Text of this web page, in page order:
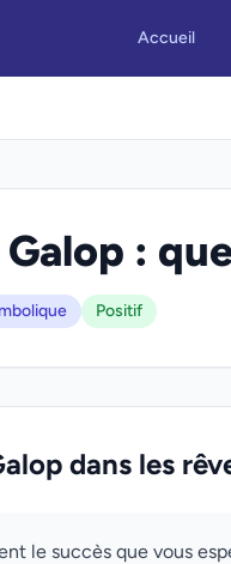
Accueil
Galop :
Positif
dans les
le succès que vous